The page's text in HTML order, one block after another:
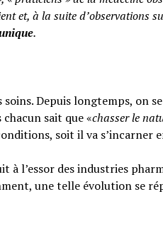
et, à la suite d’observations
.
Depuis longtemps, on
sait que «chasser le
soit il va s’incarner
l’essor des industries
une telle évolution se